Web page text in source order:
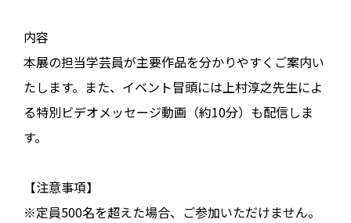
内容
本展の担当学芸員が主要作品を分かりやすくご案内い
たします。また、イベント冒頭には上村淳之先生によ
る特別ビデオメッセージ動画（約10分）も配信しま
す。
【注意事項】
※定員500名を超えた場合、ご参加いただけません。